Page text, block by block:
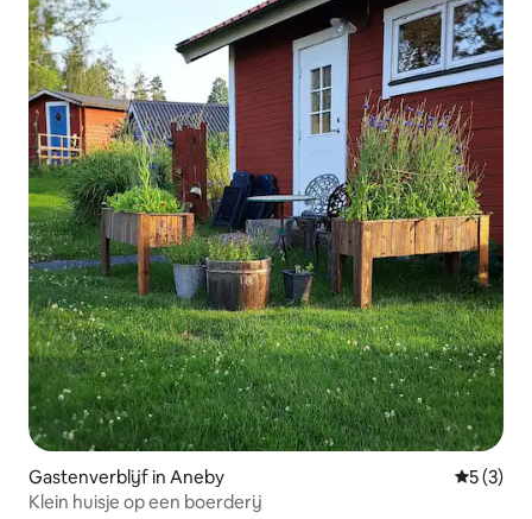
Gastenverblijf in Aneby
5 (3)
Klein huisje op een boerderij